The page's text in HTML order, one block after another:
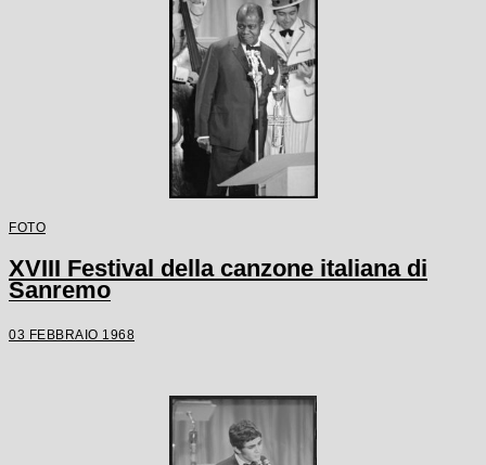
FOTO
XVIII Festival della canzone italiana di
Sanremo
03 FEBBRAIO 1968